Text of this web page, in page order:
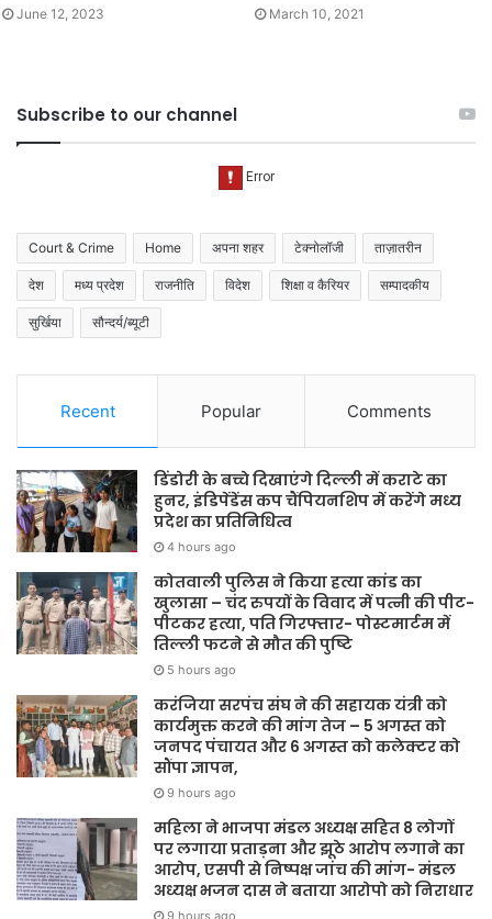
June 12, 2023 March 10, 2021
Subscribe to our channel
Court & Crime Home अपना शहर टेक्नोलॉजी ताज़ातरीन
देश मध्य प्रदेश राजनीति विदेश शिक्षा व कैरियर सम्पादकीय
सुर्खिया सौन्दर्य/ब्यूटी
Recent Popular Comments
डिंडोरी के बच्चे दिखाएंगे दिल्ली में कराटे का
हुनर, इंडिपेंडेंस कप चैंपियनशिप में करेंगे मध्य
प्रदेश का प्रतिनिधित्व
4 hours ago
कोतवाली पुलिस ने किया हत्या कांड का
खुलासा – चंद रुपयों के विवाद में पत्नी की पीट-
पीटकर हत्या, पति गिरफ्तार- पोस्टमार्टम में
तिल्ली फटने से मौत की पुष्टि
5 hours ago
करंजिया सरपंच संघ ने की सहायक यंत्री को
कार्यमुक्त करने की मांग तेज – 5 अगस्त को
जनपद पंचायत और 6 अगस्त को कलेक्टर को
सौंपा ज्ञापन,
9 hours ago
महिला ने भाजपा मंडल अध्यक्ष सहित 8 लोगों
पर लगाया प्रताड़ना और झूठे आरोप लगाने का
आरोप, एसपी से निष्पक्ष जांच की मांग- मंडल
अध्यक्ष भजन दास ने बताया आरोपो को निराधार